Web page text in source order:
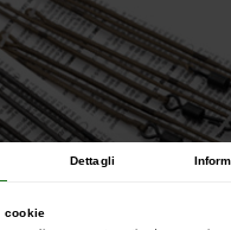
Dettagli
cookie